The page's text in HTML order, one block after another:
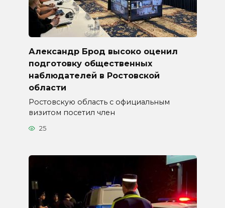
Александр Брод высоко оценил
подготовку общественных
наблюдателей в Ростовской
области
Ростовскую область с официальным
визитом посетил член
25